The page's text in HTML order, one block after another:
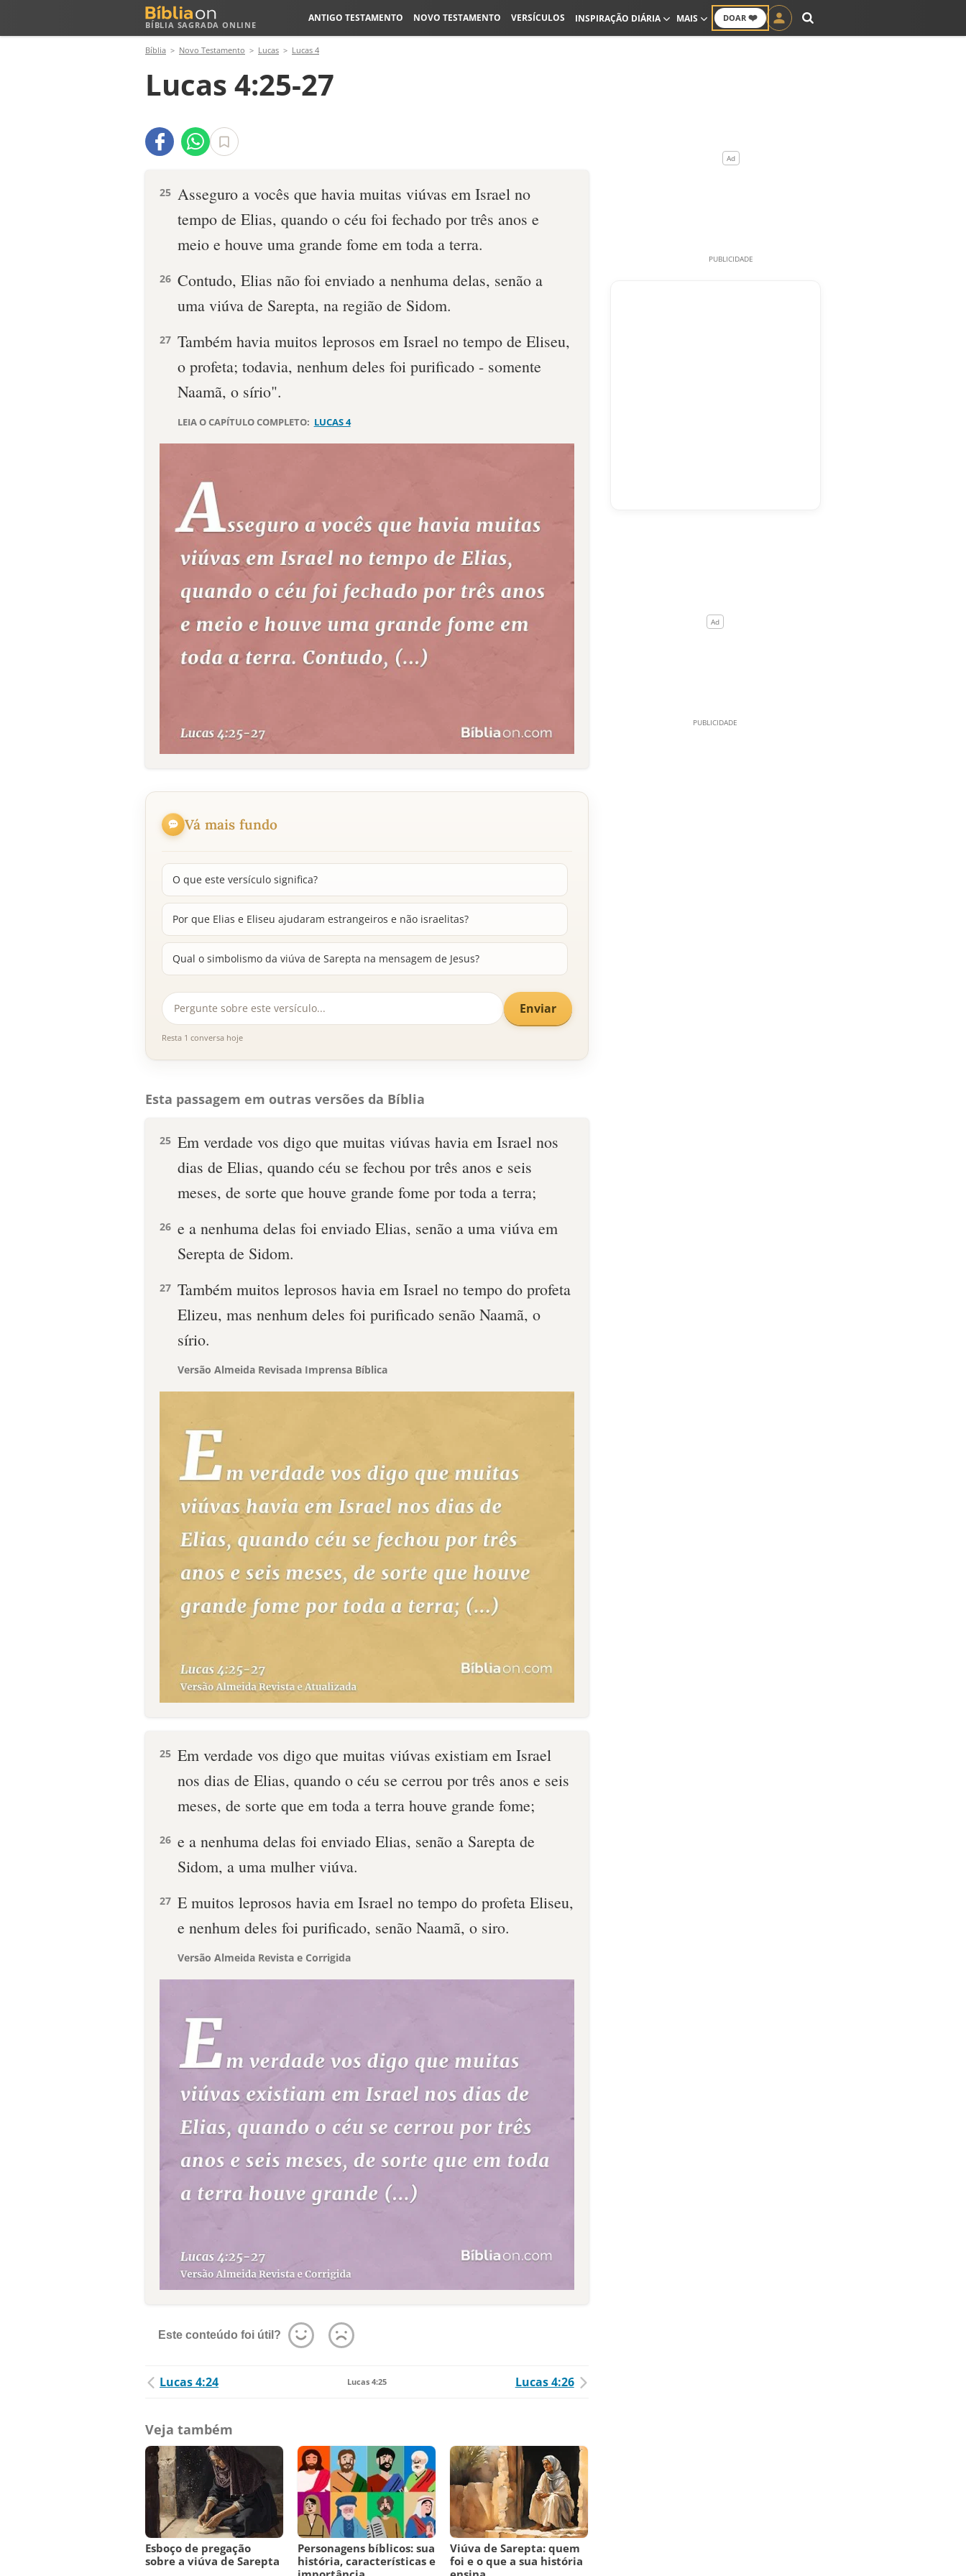
BÍBLIA SAGRADA ONLINE
DOAR ❤️
ANTIGO TESTAMENTO NOVO TESTAMENTO VERSÍCULOS INSPIRAÇÃO DIÁRIA MAIS
Bíblia Novo Testamento Lucas Lucas 4
Lucas 4:25-27
25 Asseguro a vocês que havia muitas viúvas em Israel no
tempo de Elias, quando o céu foi fechado por três anos e
meio e houve uma grande fome em toda a terra.
26 Contudo, Elias não foi enviado a nenhuma delas, senão a
uma viúva de Sarepta, na região de Sidom.
27 Também havia muitos leprosos em Israel no tempo de Eliseu,
o profeta; todavia, nenhum deles foi purificado - somente
Naamã, o sírio".
LEIA O CAPÍTULO COMPLETO: LUCAS 4
Vá mais fundo
O que este versículo significa?
Por que Elias e Eliseu ajudaram estrangeiros e não israelitas?
Qual o simbolismo da viúva de Sarepta na mensagem de Jesus?
Enviar
Resta 1 conversa hoje
Esta passagem em outras versões da Bíblia
25 Em verdade vos digo que muitas viúvas havia em Israel nos
dias de Elias, quando céu se fechou por três anos e seis
meses, de sorte que houve grande fome por toda a terra;
26 e a nenhuma delas foi enviado Elias, senão a uma viúva em
Serepta de Sidom.
27 Também muitos leprosos havia em Israel no tempo do profeta
Elizeu, mas nenhum deles foi purificado senão Naamã, o
sírio.
Versão Almeida Revisada Imprensa Bíblica
25 Em verdade vos digo que muitas viúvas existiam em Israel
nos dias de Elias, quando o céu se cerrou por três anos e seis
meses, de sorte que em toda a terra houve grande fome;
26 e a nenhuma delas foi enviado Elias, senão a Sarepta de
Sidom, a uma mulher viúva.
27 E muitos leprosos havia em Israel no tempo do profeta Eliseu,
e nenhum deles foi purificado, senão Naamã, o siro.
Versão Almeida Revista e Corrigida
Este conteúdo foi útil?
Lucas 4:24 Lucas 4:25 Lucas 4:26
Veja também
Esboço de pregação
sobre a viúva de Sarepta
Personagens bíblicos: sua
história, características e
Viúva de Sarepta: quem
foi e o que a sua história